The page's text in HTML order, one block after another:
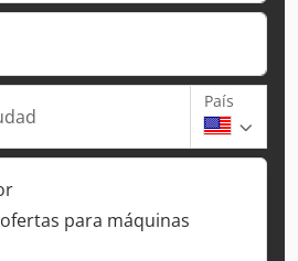
País
para máquinas